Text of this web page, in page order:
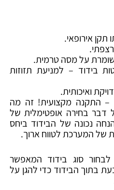
תקן אירופאי.
על מסה טרמית.
בידוד – למניעת תזוזות
ואיכותית.
– התקנה מקצועית! זה מה
דבר בחירה אופטימלית של
נכונה של הבידוד ביחס
של המערכת לטווח ארוך.
לבחור סוג בידוד המאפשר
בתוך הבידוד כדי להגן על